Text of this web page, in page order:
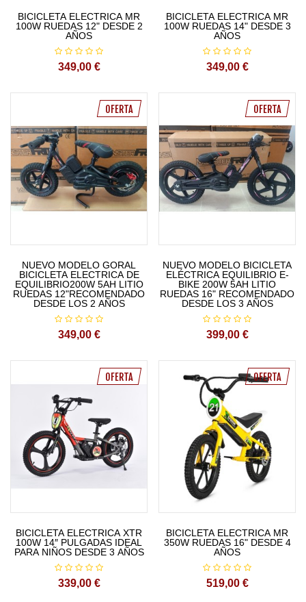
BICICLETA ELECTRICA MR
100W RUEDAS 12" DESDE 2
AÑOS
349,00 €
BICICLETA ELECTRICA MR
100W RUEDAS 14" DESDE 3
AÑOS
349,00 €
OFERTA
NUEVO MODELO GORAL
BICICLETA ELECTRICA DE
EQUILIBRIO200W 5AH LITIO
RUEDAS 12"RECOMENDADO
DESDE LOS 2 AÑOS
349,00 €
OFERTA
NUEVO MODELO BICICLETA
ELÉCTRICA EQUILIBRIO E-
BIKE 200W 5AH LITIO
RUEDAS 16" RECOMENDADO
DESDE LOS 3 AÑOS
399,00 €
OFERTA
BICICLETA ELECTRICA XTR
100W 14″ PULGADAS IDEAL
PARA NIÑOS DESDE 3 AÑOS
339,00 €
OFERTA
BICICLETA ELECTRICA MR
350W RUEDAS 16" DESDE 4
AÑOS
519,00 €